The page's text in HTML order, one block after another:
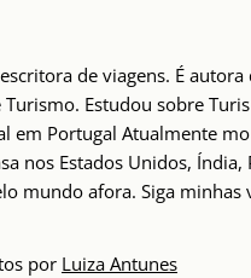
de viagens. É
Estudou sobre
em Portugal Atualmente
nos Estados Unidos,
mundo afora. Siga minhas
por Luiza Antunes